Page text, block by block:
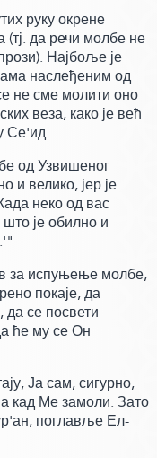
руку окрене
(тј. да речи молбе не
. Најбоље је
наслеђеним од
не сме молити оно
веза, како је већ
Се'ид.
од Узвишеног
и велико, јер је
неко од вас
је обилно и
за испуњење молбе,
покаје, да
се посвети
ће му се Он
Ја сам, сигурно,
кад Ме замоли. Зато
поглавље Ел-